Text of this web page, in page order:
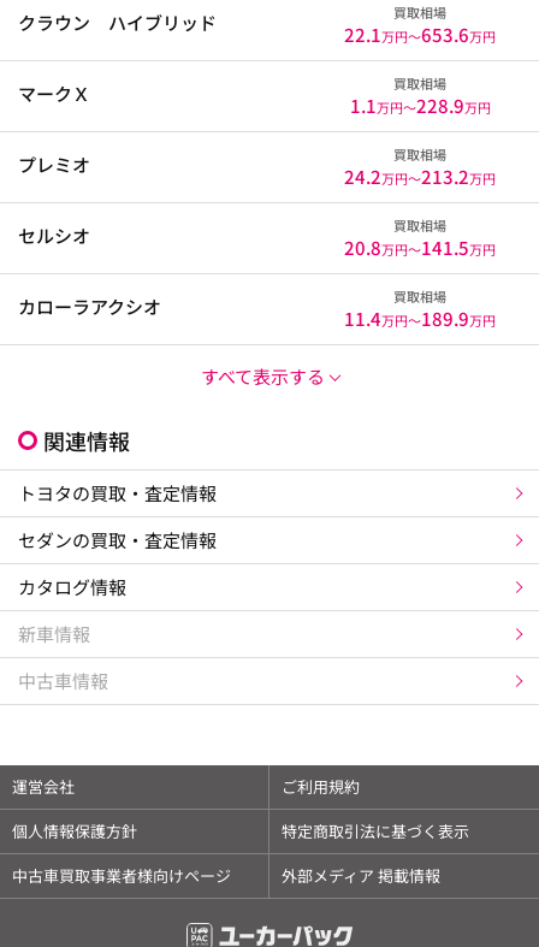
クラウン ハイブリッド 買取相場
22.1万円〜653.6万円
マークＸ 買取相場
1.1万円〜228.9万円
プレミオ 買取相場
24.2万円〜213.2万円
セルシオ 買取相場
20.8万円〜141.5万円
カローラアクシオ 買取相場
11.4万円〜189.9万円
すべて表示する
関連情報
トヨタの買取・査定情報
セダンの買取・査定情報
カタログ情報
新車情報
中古車情報
運営会社
ご利用規約
個人情報保護方針
特定商取引法に基づく表示
中古車買取事業者様向けページ
外部メディア 掲載情報